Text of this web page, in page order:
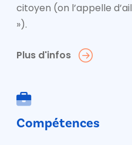
citoyen (on l’appelle
»).
Plus d'infos
Compétences